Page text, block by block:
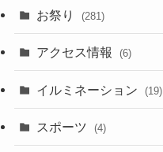
お祭り (281)
アクセス情報 (6)
イルミネーション (19)
スポーツ (4)